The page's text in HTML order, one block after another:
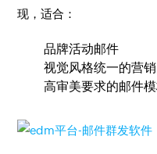
现，适合：
品牌活动邮件
视觉风格统一的营
高审美要求的邮件